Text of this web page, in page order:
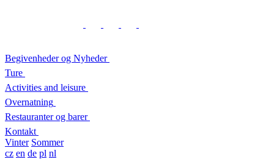
Begivenheder og Nyheder
Ture
Activities and leisure
Overnatning
Restauranter og barer
Kontakt
Vinter Sommer
cz en de pl nl